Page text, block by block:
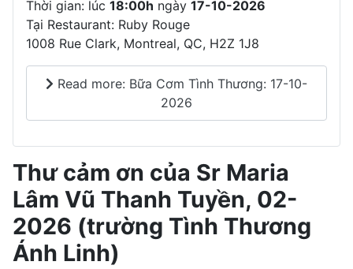
Thời gian: lúc 18:00h ngày 17-10-2026
Tại Restaurant: Ruby Rouge
1008 Rue Clark, Montreal, QC, H2Z 1J8
Read more: Bữa Cơm Tình Thương: 17-10-
2026
Thư cảm ơn của Sr Maria
Lâm Vũ Thanh Tuyền, 02-
2026 (trường Tình Thương
Ánh Linh)